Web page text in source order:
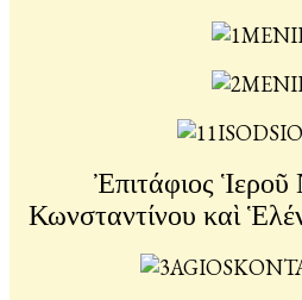
Ἐπιτάφιος
Κωνσταντίνου καὶ